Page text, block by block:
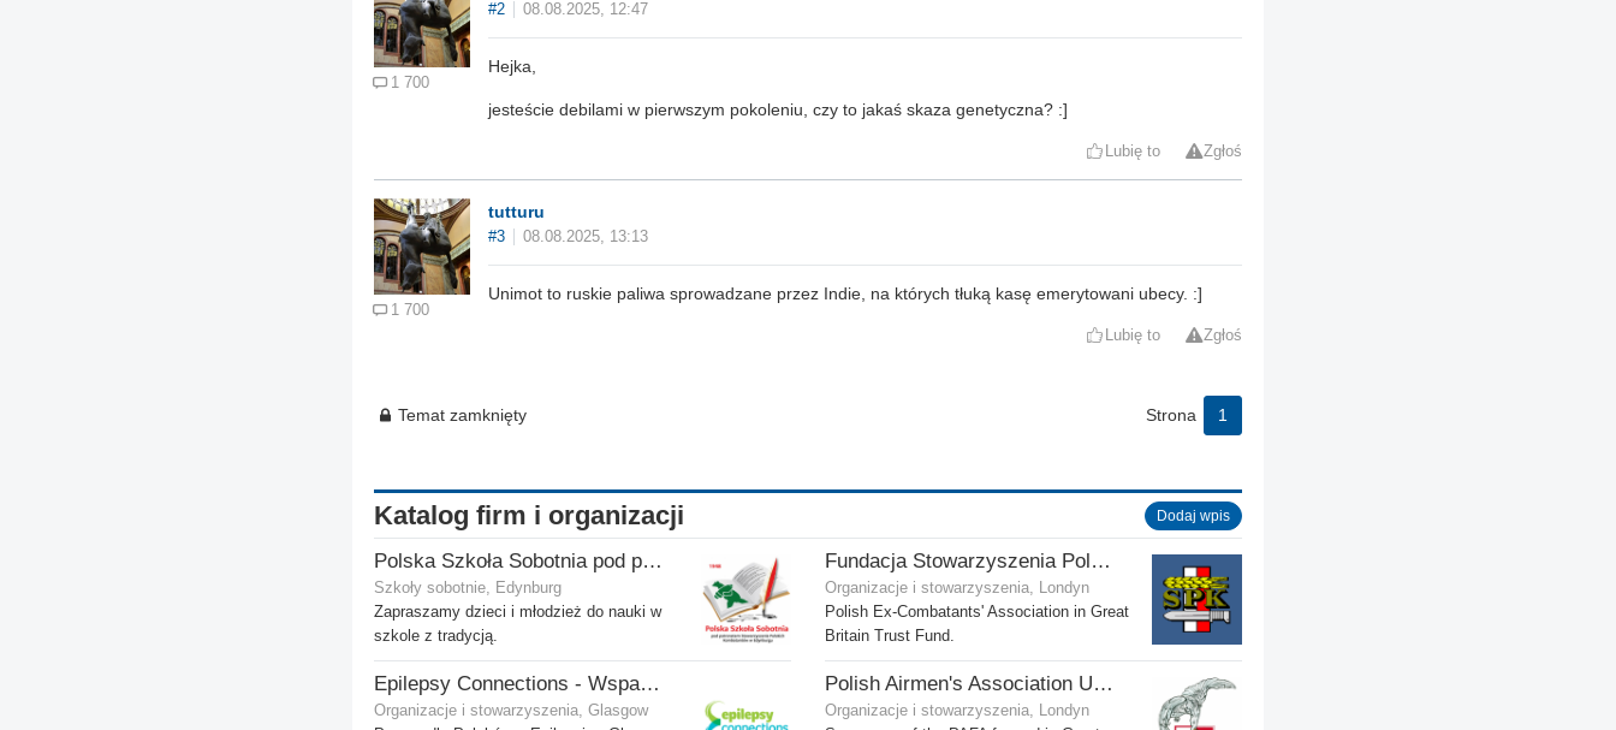
1 700
#2 08.08.2025, 12:47
Hejka,
jesteście debilami w pierwszym pokoleniu, czy to jakaś skaza genetyczna? :]
Lubię to Zgłoś
1 700
tutturu
#3 08.08.2025, 13:13
Unimot to ruskie paliwa sprowadzane przez Indie, na których tłuką kasę emerytowani ubecy. :]
Lubię to Zgłoś
Temat zamknięty Strona 1
Katalog firm i organizacji Dodaj wpis
Polska Szkoła Sobotnia pod patronatem SPK w Edynburgu - Filia Stenhouse
Szkoły sobotnie, Edynburg
Zapraszamy dzieci i młodzież do nauki w
szkole z tradycją.
Fundacja Stowarzyszenia Polskich Kombatantów w Wielkiej Brytanii
Organizacje i stowarzyszenia, Londyn
Polish Ex-Combatants' Association in Great
Britain Trust Fund.
Epilepsy Connections - Wsparcie dla osób z epilepsją
Organizacje i stowarzyszenia, Glasgow
Polish Airmen's Association UK - Związek Lotników Polskich WB
Organizacje i stowarzyszenia, Londyn